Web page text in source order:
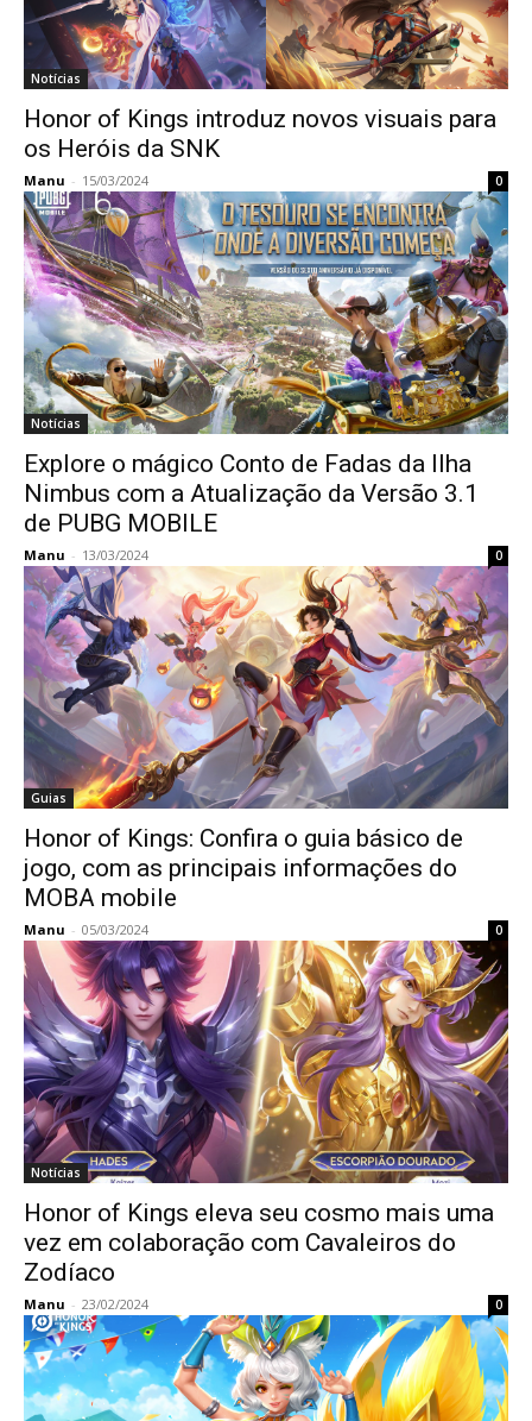
Notícias
Honor of Kings introduz novos visuais para
os Heróis da SNK
Manu - 15/03/2024 0
Notícias
Explore o mágico Conto de Fadas da Ilha
Nimbus com a Atualização da Versão 3.1
de PUBG MOBILE
Manu - 13/03/2024 0
Guias
Honor of Kings: Confira o guia básico de
jogo, com as principais informações do
MOBA mobile
Manu - 05/03/2024 0
Notícias
Honor of Kings eleva seu cosmo mais uma
vez em colaboração com Cavaleiros do
Zodíaco
Manu - 23/02/2024 0